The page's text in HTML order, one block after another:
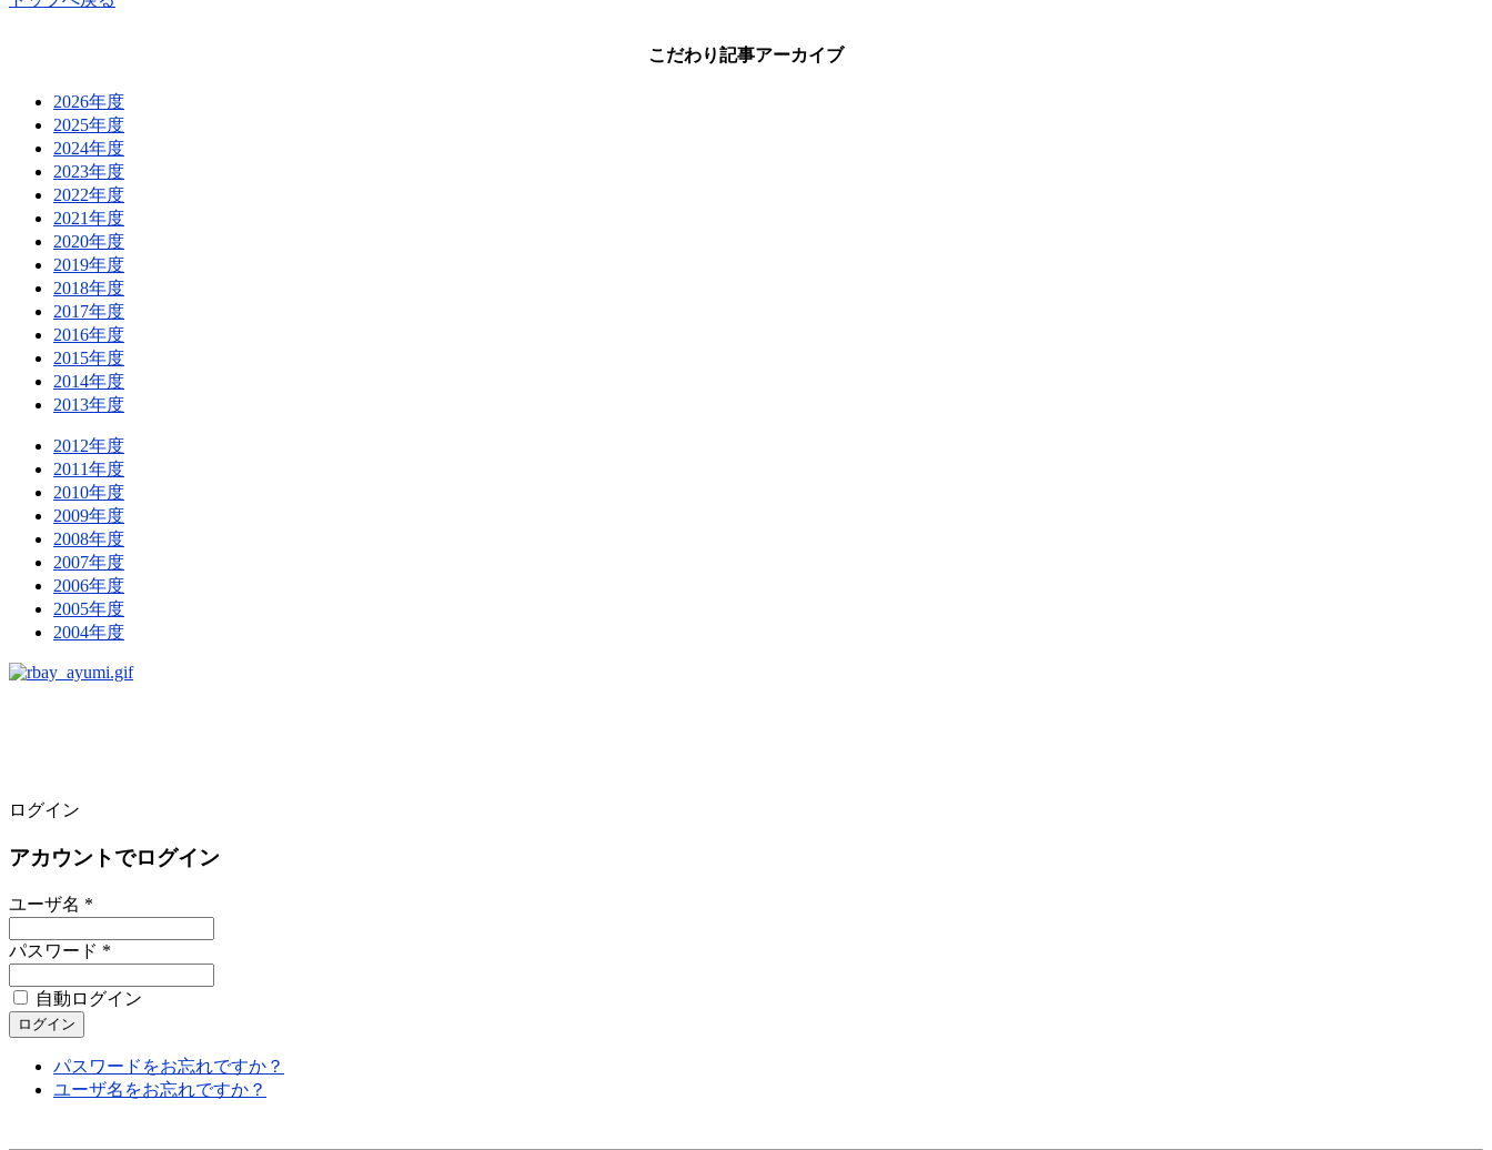
こだわり記事アーカイブ
2026年度
2025年度
2024年度
2023年度
2022年度
2021年度
2020年度
2019年度
2018年度
2017年度
2016年度
2015年度
2014年度
2013年度
2012年度
2011年度
2010年度
2009年度
2008年度
2007年度
2006年度
2005年度
2004年度
ログイン
アカウントでログイン
ユーザ名 *
パスワード *
自動ログイン
パスワードをお忘れですか？
ユーザ名をお忘れですか？